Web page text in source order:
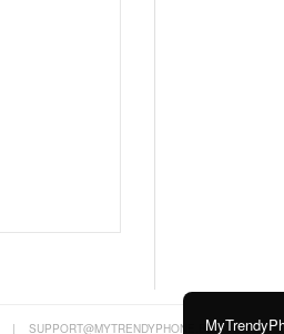
| SUPPORT@MYTRENDYPHONE.BE